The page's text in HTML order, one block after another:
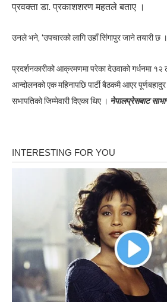
प्रवक्ता डा. प्रकाशशरण महतले बताए ।
उनले भने, ‘उपचारको लागि उहाँ सिंगापुर जाने तयारी छ
प्रदर्शनकारीको आक्रमणमा परेका देउवाको गर्धनमा १२
आन्दोलनको एक महिनापछि पार्टी बैठकमै आएर
सभापतिको जिम्मेवारी दिएका थिए । नेपालप्रेसबाट